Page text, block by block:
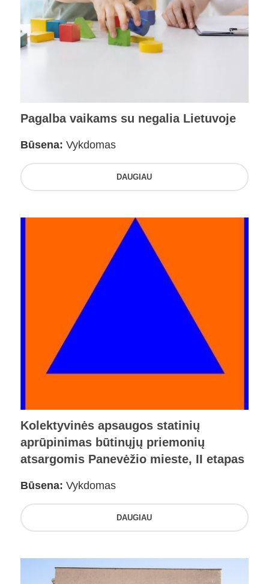
Pagalba vaikams su negalia Lietuvoje
Būsena: Vykdomas
DAUGIAU
Kolektyvinės apsaugos statinių
aprūpinimas būtinųjų priemonių
atsargomis Panevėžio mieste, II etapas
Būsena: Vykdomas
DAUGIAU